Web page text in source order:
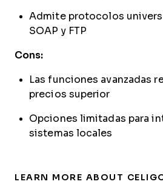
Admite protocolos
SOAP y FTP
Cons:
Las funciones avanzadas
precios superior
Opciones limitadas para
sistemas locales
LEARN MORE ABOUT